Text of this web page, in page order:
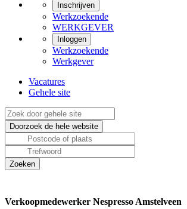
Inschrijven
Werkzoekende
WERKGEVER
Inloggen
Werkzoekende
Werkgever
Vacatures
Gehele site
Verkoopmedewerker Nespresso Amstelveen